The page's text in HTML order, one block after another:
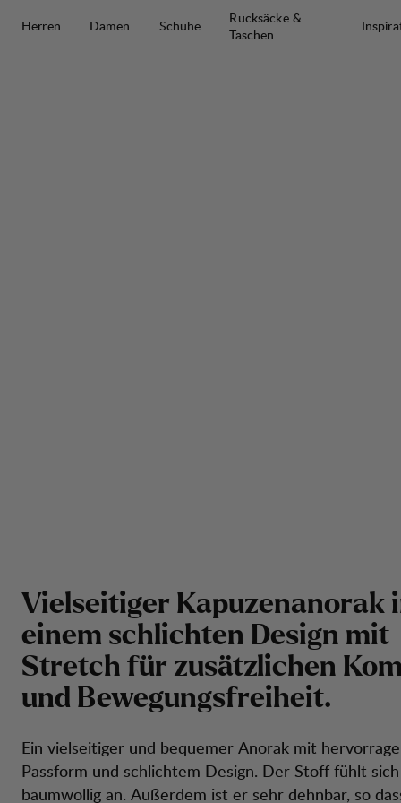
Herren
Damen Schuhe
Rucksäcke &
Taschen
Vielseitiger Kapuzenanorak i
einem schlichten Design mit
Stretch für zusätzlichen Kom
und Bewegungsfreiheit.
Ein vielseitiger und bequemer Anorak mit
Passform und schlichtem Design. Der Stoff fühlt
baumwollig an. Außerdem ist er sehr dehnbar, so